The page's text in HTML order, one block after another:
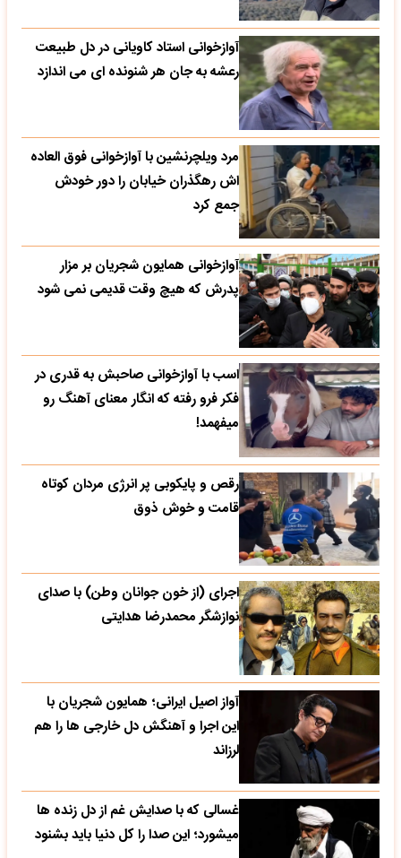
آوازخوانی استاد کاویانی در دل طبیعت
رعشه به جان هر شنونده ای می اندازد
مرد ویلچرنشین با آوازخوانی فوق العاده
اش رهگذران خیابان را دور خودش
جمع کرد
آوازخوانی همایون شجریان بر مزار
پدرش که هیچ وقت قدیمی نمی شود
اسب با آوازخوانی صاحبش به قدری در
فکر فرو رفته که انگار معنای آهنگ رو
میفهمد!
رقص و پایکوبی پر انرژی مردان کوتاه
قامت و خوش ذوق
اجرای (از خون جوانان وطن) با صدای
نوازشگر محمدرضا هدایتی
آواز اصیل ایرانی؛ همایون شجریان با
این اجرا و آهنگش دل خارجی ها را هم
لرزاند
غسالی که با صدایش غم از دل زنده ها
میشورد؛ این صدا را کل دنیا باید بشنود